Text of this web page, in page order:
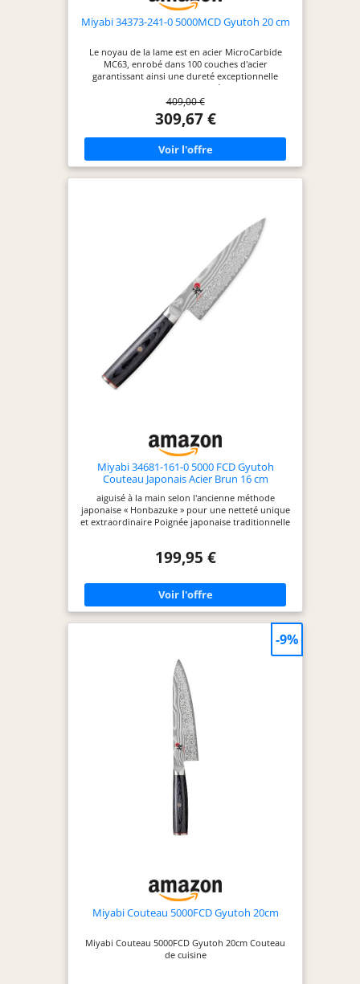
Miyabi 34373-241-0 5000MCD Gyutoh 20 cm
Le noyau de la lame est en acier MicroCarbide
MC63, enrobé dans 100 couches d'acier
garantissant ainsi une dureté exceptionnelle
d'environ 63 Rockwell (unité de mesure
internationale de la dureté) et une très grande
résistance à l'usure Procédé spécial CRYODUR de
refroidissement de l'acier, les lames sont
particulièrement aiguisées flexibles et résistantes à
la corrosion Profil de lame japonaise authentique
avec un angle symétrique de 19° Chaque lame est
aiguisée à la main, selon la méthode traditionnelle
de travailler sans de fatiguer Garantie à vie
Fabriqué au Japon Lame : 20 cm
409,00 €
309,67 €
Miyabi 34681-161-0 5000 FCD Gyutoh
Couteau Japonais Acier Brun 16 cm
aiguisé à la main selon l'ancienne méthode
japonaise « Honbazuke » pour une netteté unique
et extraordinaire Poignée japonaise traditionnelle
environ 61 HRC
199,95 €
Miyabi Couteau 5000FCD Gyutoh 20cm
Miyabi Couteau 5000FCD Gyutoh 20cm Couteau
de cuisine
-9%